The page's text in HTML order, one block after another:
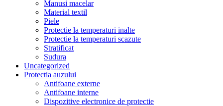
Manusi macelar
Material textil
Piele
Protectie la temperaturi inalte
Protectie la temperaturi scazute
Stratificat
Sudura
Uncategorized
Protectia auzului
Antifoane externe
Antifoane interne
Dispozitive electronice de protectie